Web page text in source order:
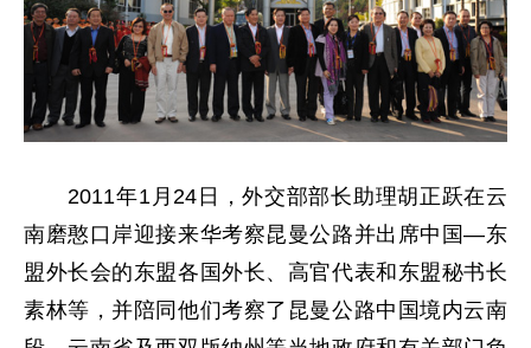
2011年1月24日，外交部部长助理胡正跃在云
南磨憨口岸迎接来华考察昆曼公路并出席中国—东
盟外长会的东盟各国外长、高官代表和东盟秘书长
素林等，并陪同他们考察了昆曼公路中国境内云南